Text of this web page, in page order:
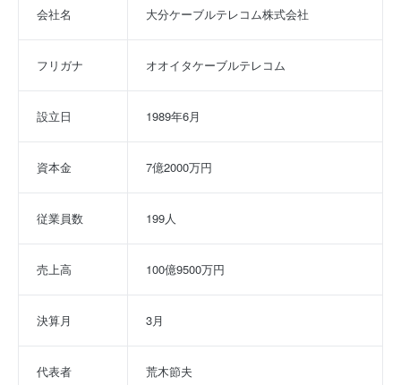
会社名 大分ケーブルテレコム株式会社
フリガナ オオイタケーブルテレコム
設立日 1989年6月
資本金 7億2000万円
従業員数 199人
売上高 100億9500万円
決算月 3月
代表者 荒木節夫